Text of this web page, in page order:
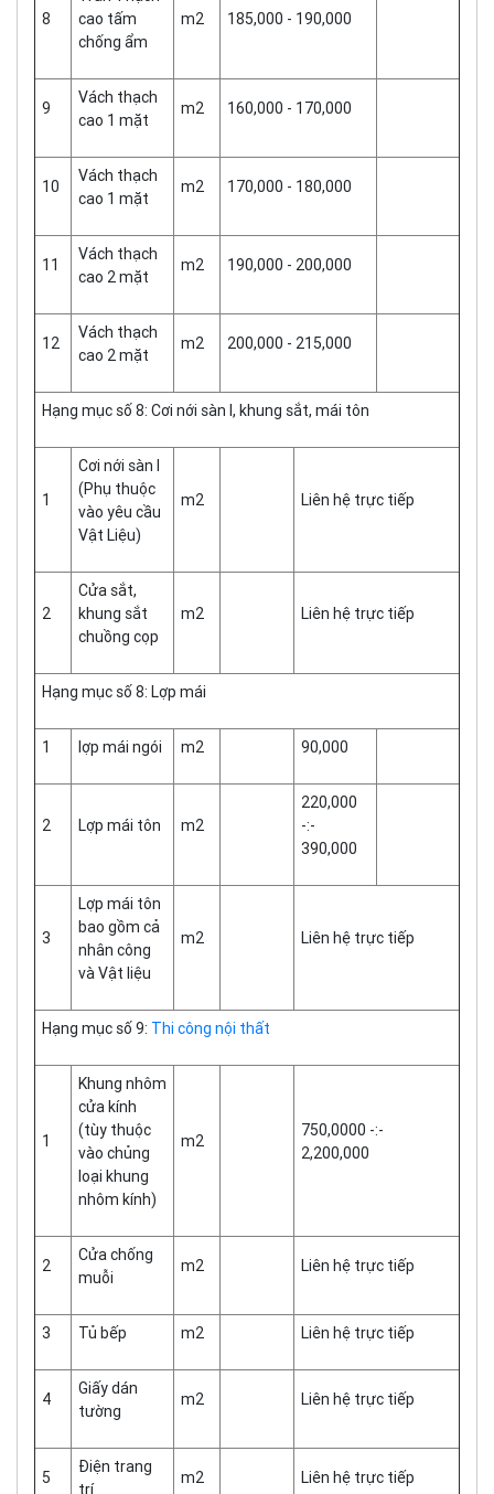
8
cao tấm
chống ẩm
m2 185,000 - 190,000
9
Vách thạch
cao 1 mặt
m2 160,000 - 170,000
10
Vách thạch
cao 1 mặt
m2 170,000 - 180,000
11
Vách thạch
cao 2 mặt
m2 190,000 - 200,000
12
Vách thạch
cao 2 mặt
m2 200,000 - 215,000
Hạng mục số 8: Cơi nới sàn I, khung sắt, mái tôn
1
Cơi nới sàn I
(Phụ thuộc
vào yêu cầu
Vật Liệu)
m2 Liên hệ trực tiếp
2
Cửa sắt,
khung sắt
chuồng cọp
m2 Liên hệ trực tiếp
Hạng mục số 8: Lợp mái
1 lợp mái ngói m2 90,000
2 Lợp mái tôn m2
220,000
-:-
390,000
3
Lợp mái tôn
bao gồm cả
nhân công
và Vật liệu
m2 Liên hệ trực tiếp
Hạng mục số 9: Thi công nội thất
1
Khung nhôm
cửa kính
(tùy thuộc
vào chủng
loại khung
nhôm kính)
m2
750,0000 -:-
2,200,000
2
Cửa chống
muỗi
m2 Liên hệ trực tiếp
3 Tủ bếp m2 Liên hệ trực tiếp
4
Giấy dán
tường
m2 Liên hệ trực tiếp
5
Điện trang
trí
m2 Liên hệ trực tiếp